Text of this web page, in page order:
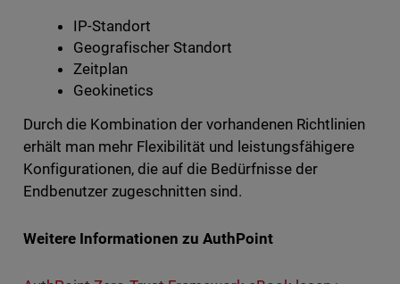
IP-Standort
Geografischer Standort
Zeitplan
Geokinetics
Durch die Kombination der vorhandenen Richtlinien
erhält man mehr Flexibilität und leistungsfähigere
Konfigurationen, die auf die Bedürfnisse der
Endbenutzer zugeschnitten sind.
Weitere Informationen zu AuthPoint